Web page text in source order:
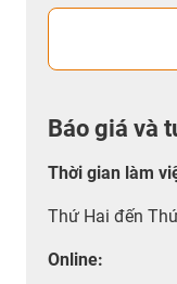
Báo giá và
Thời gian làm
Thứ Hai đến
Online: